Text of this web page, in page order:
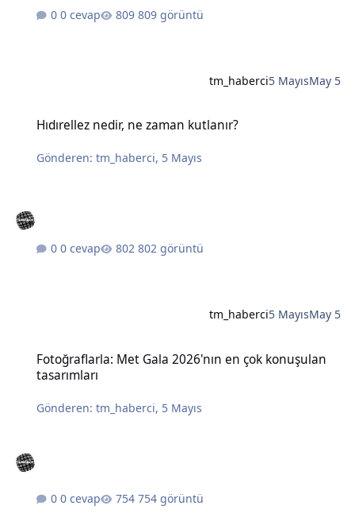
0 cevap 809 görüntü
tm_haberci5 MayısMay 5
Hıdırellez nedir, ne zaman kutlanır?
Gönderen:tm_haberci, 5 Mayıs
0 cevap 802 görüntü
tm_haberci5 MayısMay 5
Fotoğraflarla: Met Gala 2026'nın en çok konuşulan
tasarımları
Gönderen:tm_haberci, 5 Mayıs
0 cevap 754 görüntü